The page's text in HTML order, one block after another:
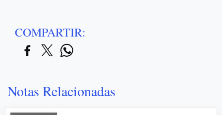
COMPARTIR:
Notas Relacionadas